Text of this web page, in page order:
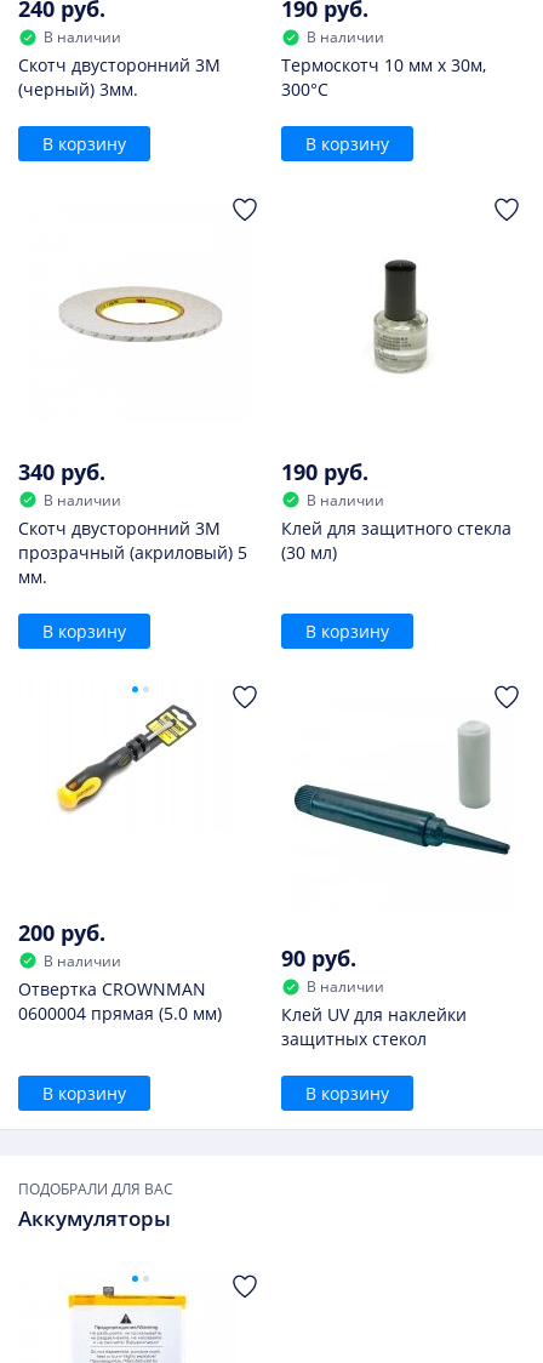
240 руб.
В наличии
Скотч двусторонний 3M
(черный) 3мм.
В корзину
190 руб.
В наличии
Термоскотч 10 мм х 30м,
300°С
В корзину
340 руб.
В наличии
Скотч двусторонний 3M
прозрачный (акриловый) 5
мм.
В корзину
190 руб.
В наличии
Клей для защитного стекла
(30 мл)
В корзину
200 руб.
В наличии
Отвертка CROWNMAN
0600004 прямая (5.0 мм)
В корзину
90 руб.
В наличии
Клей UV для наклейки
защитных стекол
В корзину
ПОДОБРАЛИ ДЛЯ ВАС
Аккумуляторы